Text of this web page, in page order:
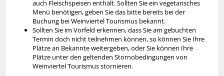
auch Fleischspeisen enthält. Sollten Sie ein vegetarisches
Menü benötigen, geben Sie das bitte bereits bei der
Buchung bei Weinviertel Tourismus bekannt.
Sollten Sie im Vorfeld erkennen, dass Sie am gebuchten
Termin doch nicht teilnehmen können, so können Sie Ihre
Plätze an Bekannte weitergeben, oder Sie können Ihre
Plätze unter den geltenden Stornobedingungen von
Weinviertel Tourismus stornieren.